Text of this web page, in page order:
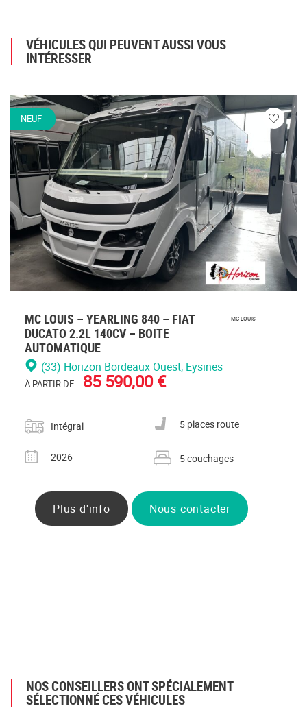
VÉHICULES QUI PEUVENT AUSSI VOUS
INTÉRESSER
NEUF
Veuillez
vous
MC LOUIS – YEARLING 840 – FIAT
DUCATO 2.2L 140CV – BOITE
AUTOMATIQUE
MC LOUIS
(33) Horizon Bordeaux Ouest, Eysines
À PARTIR DE 85 590,00 €
Catégorie
Intégral
Nombre de places carte grise
5 places route
Année
2026
Nombre de couchages
5 couchages
Plus d'info Nous contacter
NOS CONSEILLERS ONT SPÉCIALEMENT
SÉLECTIONNÉ CES VÉHICULES